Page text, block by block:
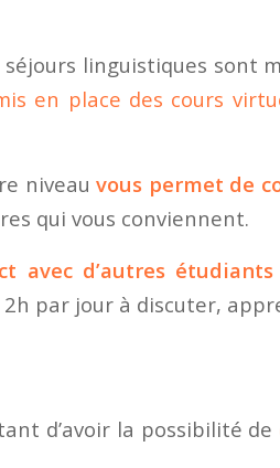
linguistiques sont
en place des cours
niveauvous permet de
qui vous conviennent.
avec d’autres étudiants
par jour à discuter,
d’avoir la possibilité de